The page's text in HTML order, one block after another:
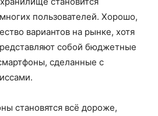
пользователей. Хорошо,
вариантов на рынке, хотя
собой бюджетные
сделанные с
становятся всё дороже,